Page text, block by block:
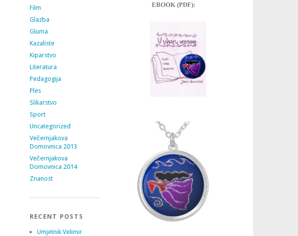
Film
Glazba
Gluma
Kazaliste
Kiparstvo
Literatura
Pedagogija
Ples
Slikarstvo
Sport
Uncategorized
Večernjakova
Domovnica 2013
Večernjakova
Domovnica 2014
Znanost
RECENT POSTS
Umjetnik Velimir
EBOOK (PDF):